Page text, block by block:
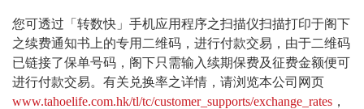
您可透过「转数快」手机应用程序之扫描仪扫描打印于阁下
之续费通知书上的专用二维码，进行付款交易，由于二维码
已链接了保单号码，阁下只需输入续期保费及征费金额便可
进行付款交易。有关兑换率之详情，请浏览本公司网页
www.tahoelife.com.hk/tl/tc/customer_supports/exchange_rates ，